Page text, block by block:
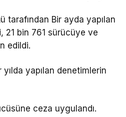
tarafından Bir ayda yapılan
bin 761 sürücüye ve
edildi.
yapılan denetimlerin
ceza uygulandı.